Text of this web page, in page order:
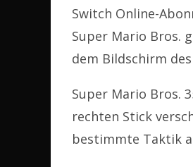
Switch Online-
Super Mario Bros.
dem Bildschirm
Super Mario Bros.
rechten Stick
bestimmte Taktik